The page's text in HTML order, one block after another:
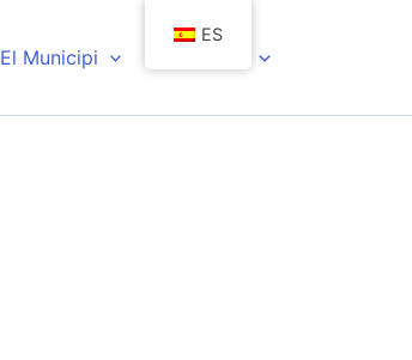
El Municipi
ES